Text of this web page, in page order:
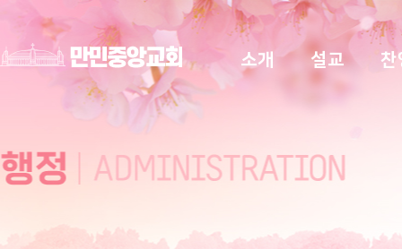
소개 설교 찬